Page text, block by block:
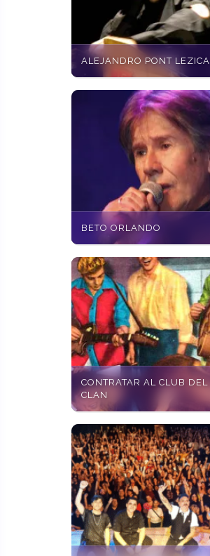
ALEJANDRO PONT LEZICA
BETO ORLANDO
CONTRATAR AL CLUB DEL
CLAN